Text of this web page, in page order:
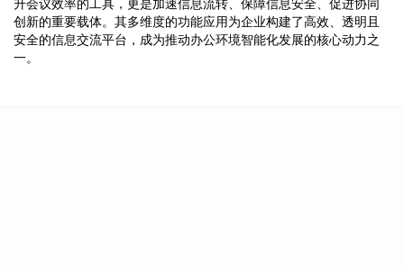
升会议效率的工具，更是加速信息流转、保障信息安全、促进协同
创新的重要载体。其多维度的功能应用为企业构建了高效、透明且
安全的信息交流平台，成为推动办公环境智能化发展的核心动力之
一。